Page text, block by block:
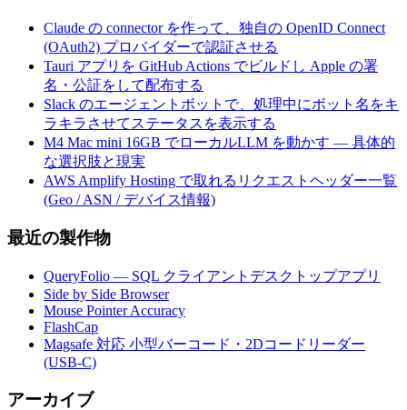
Claude の connector を作って、独自の OpenID Connect
(OAuth2) プロバイダーで認証させる
Tauri アプリを GitHub Actions でビルドし Apple の署
名・公証をして配布する
Slack のエージェントボットで、処理中にボット名をキ
ラキラさせてステータスを表示する
M4 Mac mini 16GB でローカルLLM を動かす — 具体的
な選択肢と現実
AWS Amplify Hosting で取れるリクエストヘッダー一覧
(Geo / ASN / デバイス情報)
最近の製作物
QueryFolio — SQL クライアントデスクトップアプリ
Side by Side Browser
Mouse Pointer Accuracy
FlashCap
Magsafe 対応 小型バーコード・2Dコードリーダー
(USB-C)
アーカイブ